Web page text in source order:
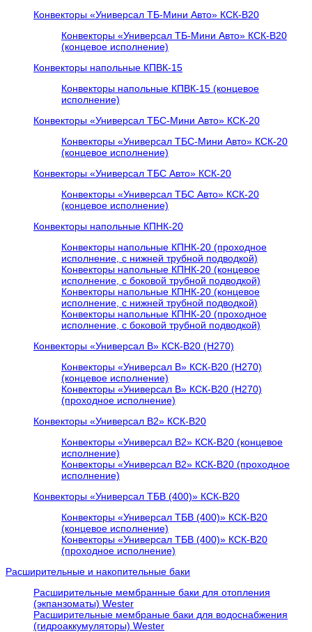
Конвекторы «Универсал ТБ-Мини Авто» КСК-В20
Конвекторы «Универсал ТБ-Мини Авто» КСК-В20
(концевое исполнение)
Конвекторы напольные КПВК-15
Конвекторы напольные КПВК-15 (концевое
исполнение)
Конвекторы «Универсал ТБC-Мини Авто» КСК-20
Конвекторы «Универсал ТБC-Мини Авто» КСК-20
(концевое исполнение)
Конвекторы «Универсал ТБC Авто» КСК-20
Конвекторы «Универсал ТБC Авто» КСК-20
(концевое исполнение)
Конвекторы напольные КПНК-20
Конвекторы напольные КПНК-20 (проходное
исполнение, с нижней трубной подводкой)
Конвекторы напольные КПНК-20 (концевое
исполнение, с боковой трубной подводкой)
Конвекторы напольные КПНК-20 (концевое
исполнение, с нижней трубной подводкой)
Конвекторы напольные КПНК-20 (проходное
исполнение, с боковой трубной подводкой)
Конвекторы «Универсал В» КСК-В20 (H270)
Конвекторы «Универсал В» КСК-В20 (H270)
(концевое исполнение)
Конвекторы «Универсал В» КСК-В20 (H270)
(проходное исполнение)
Конвекторы «Универсал В2» КСК-В20
Конвекторы «Универсал В2» КСК-В20 (концевое
исполнение)
Конвекторы «Универсал В2» КСК-В20 (проходное
исполнение)
Конвекторы «Универсал ТБВ (400)» КСК-В20
Конвекторы «Универсал ТБВ (400)» КСК-В20
(концевое исполнение)
Конвекторы «Универсал ТБВ (400)» КСК-В20
(проходное исполнение)
Расширительные и накопительные баки
Расширительные мембранные баки для отопления
(экпанзоматы) Wester
Расширительные мембраные баки для водоснабжения
(гидроаккумуляторы) Wester